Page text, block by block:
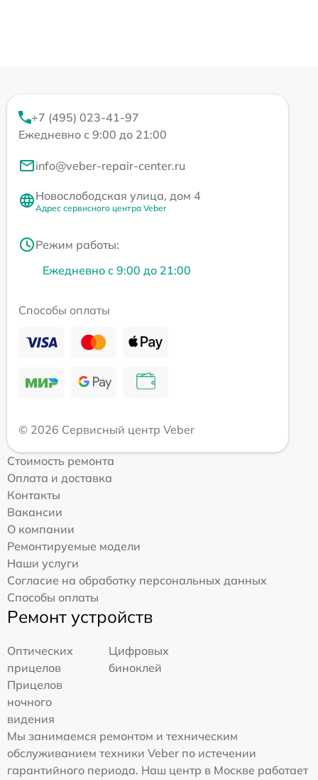
+7 (495) 023-41-97
Ежедневно с 9:00 до 21:00
info@veber-repair-center.ru
Новослободская улица, дом 4
Адрес сервисного центра Veber
Режим работы:
Ежедневно с 9:00 до 21:00
Способы оплаты
© 2026 Сервисный центр Veber
Стоимость ремонта
Оплата и доставка
Контакты
Вакансии
О компании
Ремонтируемые модели
Наши услуги
Согласие на обработку персональных данных
Способы оплаты
Ремонт устройств
Оптических
прицелов
Цифровых
биноклей
Прицелов
ночного
видения
Мы занимаемся ремонтом и техническим
обслуживанием техники Veber по истечении
гарантийного периода. Наш центр в Москве работает